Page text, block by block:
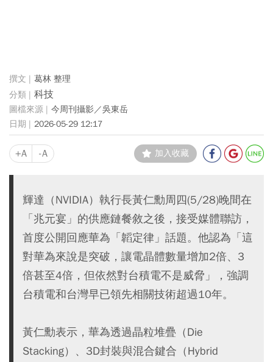
葛林 整理
科技
今周刊攝影／吳東岳
2026-05-29 12:17
+A -A 加入收藏
輝達（NVIDIA）執行長黃仁勳周四(5/28)晚間在
「兆元宴」的供應鏈餐敘之後，接受媒體聯訪，
首度公開回應華為「韜定律」話題。他認為「這
對華為來說是突破，讓電晶體數量增加2倍、3
倍甚至4倍，但依然對台積電不是威脅」，強調
台積電和台灣早已領先相關技術超過10年。
黃仁勳表示，華為透過晶粒堆疊（Die
Stacking）、3D封裝與混合鍵合（Hybrid